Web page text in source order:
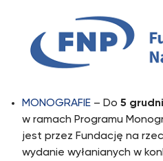
MONOGRAFIE – Do 5
w ramach Programu
jest przez Fundację na
wydanie wyłanianych w